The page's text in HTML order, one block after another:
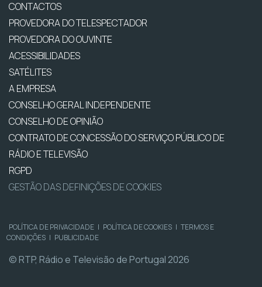
CONTACTOS
PROVEDORA DO TELESPECTADOR
PROVEDORA DO OUVINTE
ACESSIBILIDADES
SATÉLITES
A EMPRESA
CONSELHO GERAL INDEPENDENTE
CONSELHO DE OPINIÃO
CONTRATO DE CONCESSÃO DO SERVIÇO PÚBLICO DE
RÁDIO E TELEVISÃO
RGPD
GESTÃO DAS DEFINIÇÕES DE COOKIES
POLÍTICA DE PRIVACIDADE | POLÍTICA DE COOKIES | TERMOS E
CONDIÇÕES | PUBLICIDADE
© RTP, Rádio e Televisão de Portugal 2026